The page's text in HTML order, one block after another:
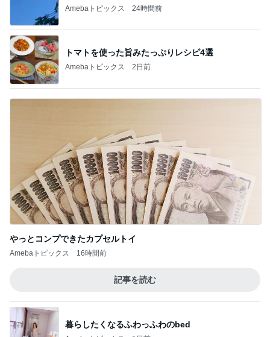
Amebaトピックス 24時間前
トマトを使った旨みたっぷりレシピ4選
Amebaトピックス 2日前
やっとコンプできたカプセルトイ
Amebaトピックス 16時間前
記事を読む
暮らしたくなるふわっふわのbed